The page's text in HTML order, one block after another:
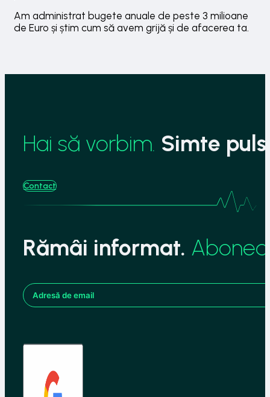
Am administrat bugete anuale de peste 3 milioane
de Euro și știm cum să avem grijă și de afacerea ta.
Hai să vorbim. Simte
Contact
Rămâi informat.